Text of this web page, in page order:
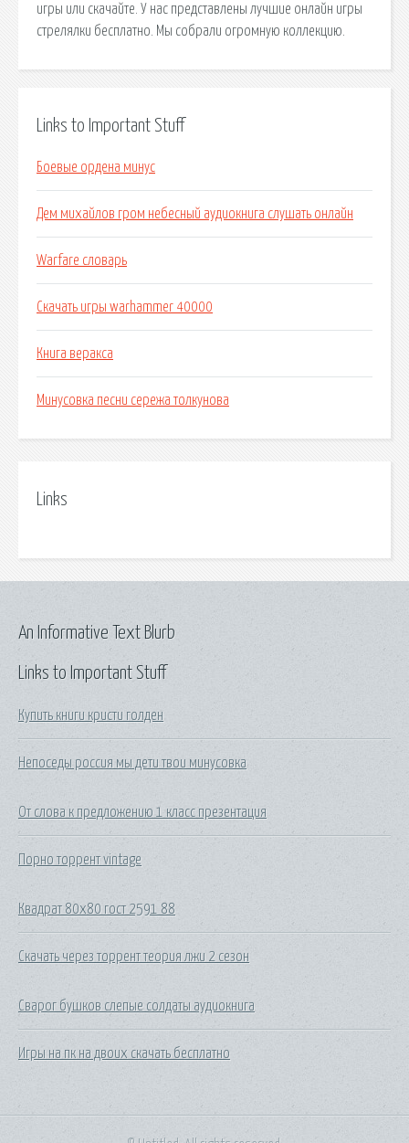
игры или скачайте. У нас представлены лучшие онлайн игры
стрелялки бесплатно. Мы собрали огромную коллекцию.
Links to Important Stuff
Боевые ордена минус
Дем михайлов гром небесный аудиокнига слушать онлайн
Warfare словарь
Скачать игры warhammer 40000
Книга веракса
Минусовка песни сережа толкунова
Links
Links to Important Stuff
Купить книги кристи голден
Непоседы россия мы дети твои минусовка
От слова к предложению 1 класс презентация
Порно торрент vintage
Квадрат 80х80 гост 2591 88
Скачать через торрент теория лжи 2 сезон
Сварог бушков слепые солдаты аудиокнига
Игры на пк на двоих скачать бесплатно
An Informative Text Blurb